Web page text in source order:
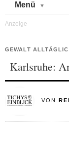
Menü
GEWALT
Karlsruhe:
VON